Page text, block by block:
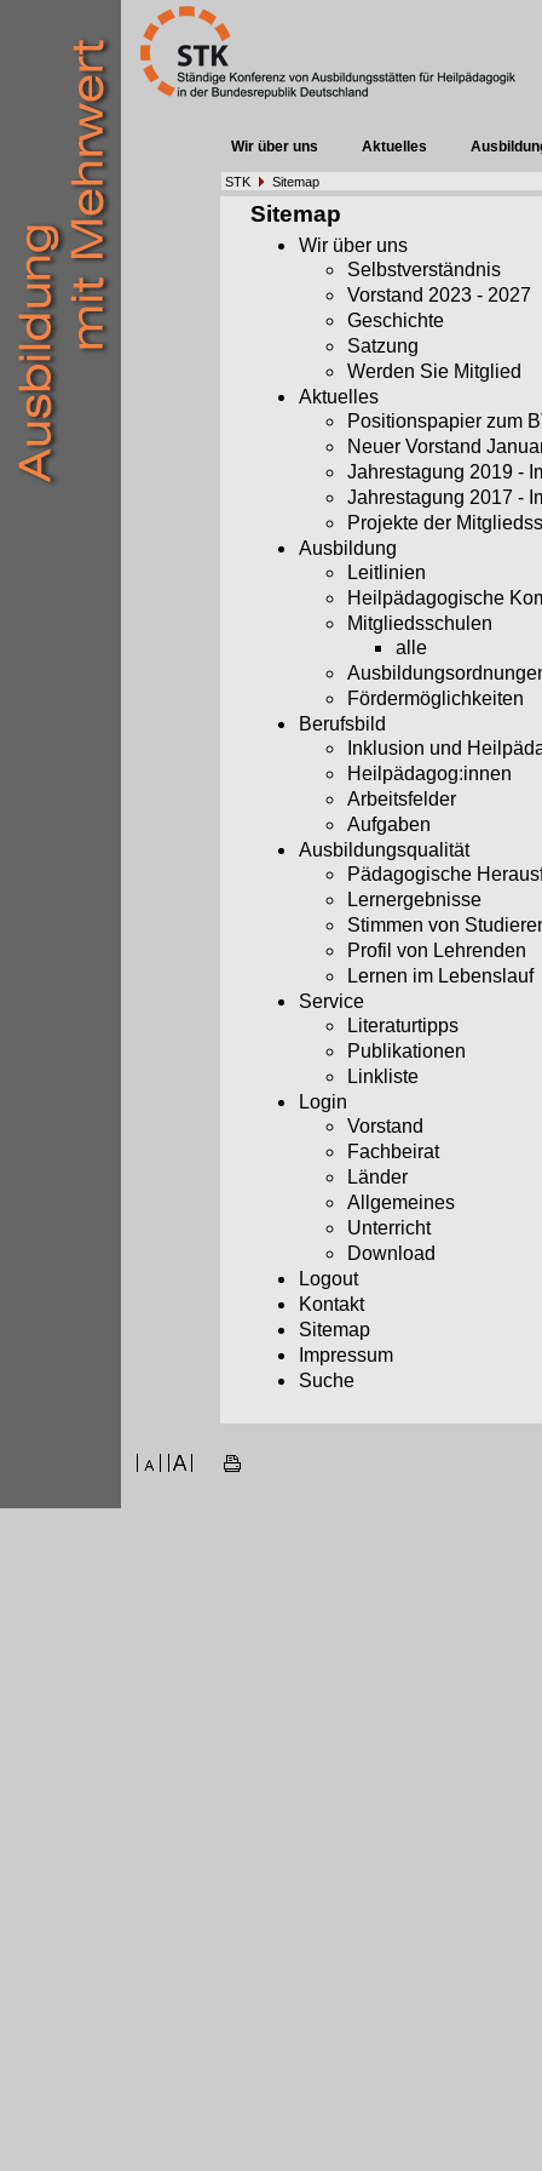
Wir über uns Aktuelles
STK Sitemap
Sitemap
Wir über uns
Selbstverständnis
Vorstand 2023 - 2027
Geschichte
Satzung
Werden Sie Mitglied
Aktuelles
Positionspapier zum
Neuer Vorstand
Jahrestagung 2019 -
Jahrestagung 2017 -
Projekte der
Ausbildung
Leitlinien
Heilpädagogische
Mitgliedsschulen
alle
Fördermöglichkeiten
Berufsbild
Inklusion und
Heilpädagog:innen
Arbeitsfelder
Aufgaben
Ausbildungsqualität
Pädagogische
Lernergebnisse
Stimmen von
Profil von Lehrenden
Lernen im Lebenslauf
Service
Literaturtipps
Publikationen
Linkliste
Login
Vorstand
Fachbeirat
Länder
Allgemeines
Unterricht
Download
Logout
Kontakt
Sitemap
Impressum
Suche